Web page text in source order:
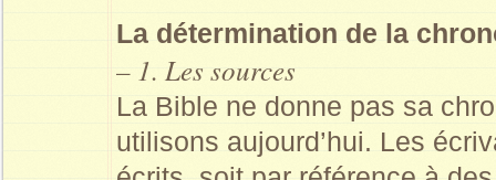
La détermination de la
– 1. Les sources
La Bible ne donne pas sa
utilisons aujourd’hui. Les